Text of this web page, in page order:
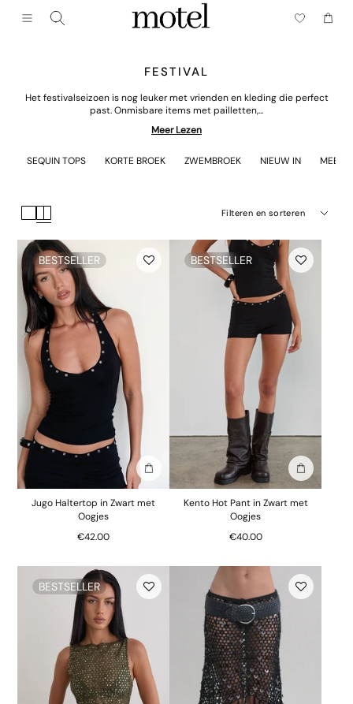
Menu
Sluiten (esc)
FESTIVAL
Het festivalseizoen is nog leuker met vrienden en kleding die perfect
past. Onmisbare items met pailletten,...
Meer Lezen
SEQUIN TOPS KORTE BROEK ZWEMBROEK NIEUW IN
Filteren en sorteren
BESTSELLER
In winkelmand
Jugo Haltertop in Zwart met
Oogjes
€42.00
BESTSELLER
In
Kento Hot Pant in Zwart met
Oogjes
€40.00
BESTSELLER